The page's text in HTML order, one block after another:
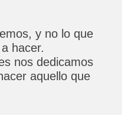
y no lo que
hacer.
nos dedicamos
aquello que